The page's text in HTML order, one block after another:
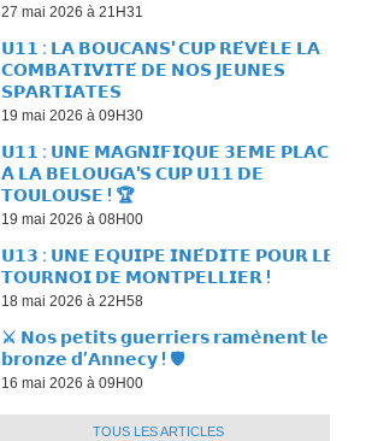
27 mai 2026 à 21H31
𝗨𝟭𝟭 : 𝗟𝗔 𝗕𝗢𝗨𝗖𝗔𝗡𝗦' 𝗖𝗨𝗣 𝗥𝗘́𝗩𝗘̀𝗟𝗘 𝗟𝗔
𝗖𝗢𝗠𝗕𝗔𝗧𝗜𝗩𝗜𝗧𝗘́ 𝗗𝗘 𝗡𝗢𝗦 𝗝𝗘𝗨𝗡𝗘𝗦
𝗦𝗣𝗔𝗥𝗧𝗜𝗔𝗧𝗘𝗦
19 mai 2026 à 09H30
𝗨𝟭𝟭 : 𝗨𝗡𝗘 𝗠𝗔𝗚𝗡𝗜𝗙𝗜𝗤𝗨𝗘 𝟯𝗘𝗠𝗘 𝗣𝗟𝗔𝗖𝗘
𝗔̀ 𝗟𝗔 𝗕𝗘𝗟𝗢𝗨𝗚𝗔'𝗦 𝗖𝗨𝗣 𝗨𝟭𝟭 𝗗𝗘
𝗧𝗢𝗨𝗟𝗢𝗨𝗦𝗘 ! 🏆
19 mai 2026 à 08H00
𝗨𝟭𝟯 : 𝗨𝗡𝗘 𝗘𝗤𝗨𝗜𝗣𝗘 𝗜𝗡𝗘́𝗗𝗜𝗧𝗘 𝗣𝗢𝗨𝗥 𝗟𝗘
𝗧𝗢𝗨𝗥𝗡𝗢𝗜 𝗗𝗘 𝗠𝗢𝗡𝗧𝗣𝗘𝗟𝗟𝗜𝗘𝗥 !
18 mai 2026 à 22H58
⚔️ 𝗡𝗼𝘀 𝗽𝗲𝘁𝗶𝘁𝘀 𝗴𝘂𝗲𝗿𝗿𝗶𝗲𝗿𝘀 𝗿𝗮𝗺𝗲̀𝗻𝗲𝗻𝘁 𝗹𝗲
𝗯𝗿𝗼𝗻𝘇𝗲 𝗱’𝗔𝗻𝗻𝗲𝗰𝘆 ! 🛡
16 mai 2026 à 09H00
TOUS LES ARTICLES